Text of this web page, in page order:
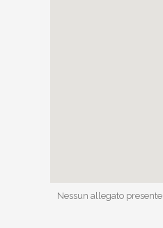
Nessun allegato presente